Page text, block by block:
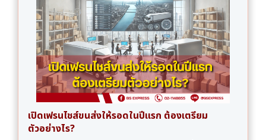
เปิดเฟรนไชส์ขนส่งให้รอดในปีแรก ต้องเตรียม
ตัวอย่างไร?